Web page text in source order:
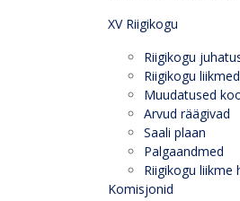
XV Riigikogu
Riigikogu
Riigikogu liikmed
Muudatused
Arvud räägivad
Saali plaan
Palgaandmed
Riigikogu liikme
Komisjonid